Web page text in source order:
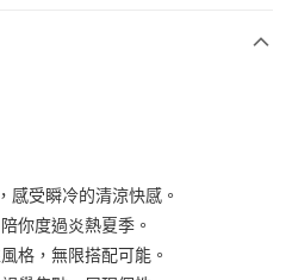
彰化商業銀行
台北富邦商業銀行
兆豐國際商業銀行
彰化商業銀行
台北富邦商業銀行
第一商業銀行
感受瞬冷的清涼快感。
你度過炎熱夏季。
格，無限搭配可能。